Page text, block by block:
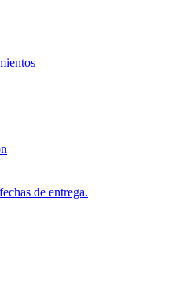
de entrega.